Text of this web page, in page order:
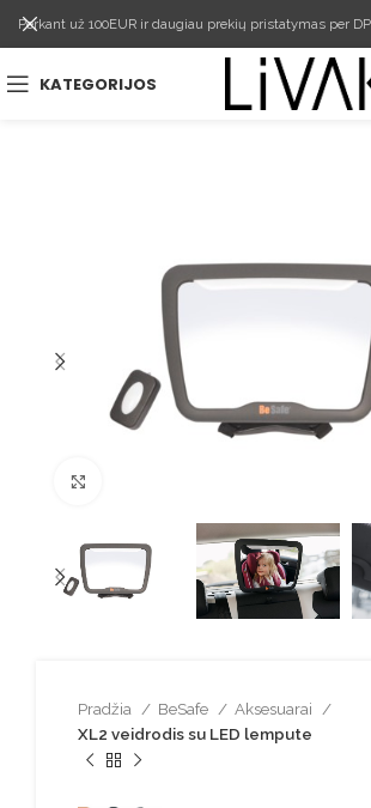
KATEGORIJOS
Pradžia BeSafe
Aksesuarai
XL2 veidrodis su LED lempute
Perkant už 100EUR ir daugiau prekių pristatymas per